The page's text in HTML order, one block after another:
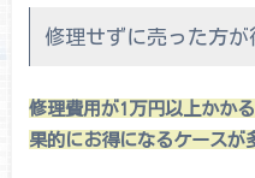
修理せずに売った方が
修理費用が1万円以上かか
果的にお得になるケースが